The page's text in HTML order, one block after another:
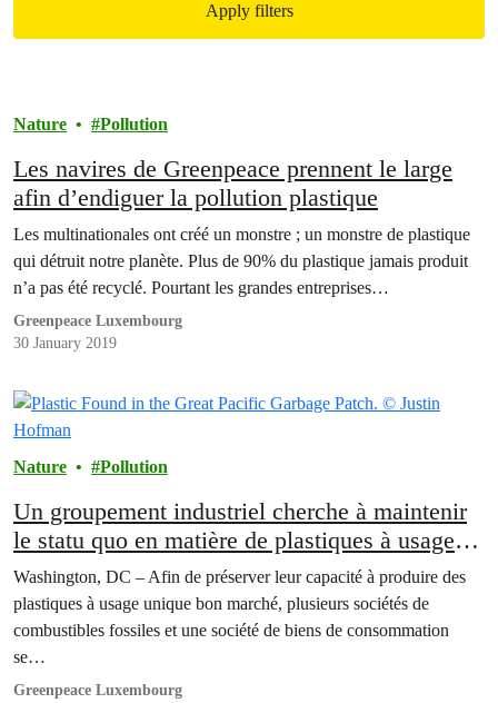
Apply filters
Nature Pollution
Les navires de Greenpeace prennent le large
afin d’endiguer la pollution plastique
Les multinationales ont créé un monstre ; un monstre de plastique
qui détruit notre planète. Plus de 90% du plastique jamais produit
n’a pas été recyclé. Pourtant les grandes entreprises…
Greenpeace Luxembourg
30 January 2019
Nature Pollution
Un groupement industriel cherche à maintenir
le statu quo en matière de plastiques à usage
unique
Washington, DC – Afin de préserver leur capacité à produire des
plastiques à usage unique bon marché, plusieurs sociétés de
combustibles fossiles et une société de biens de consommation
se…
Greenpeace Luxembourg